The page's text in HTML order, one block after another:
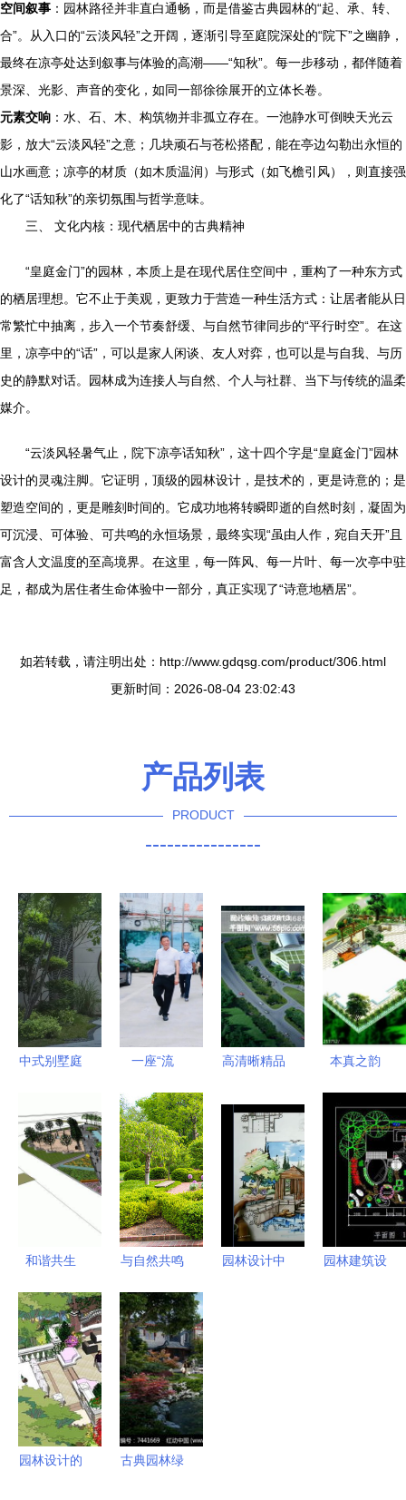
空间叙事 ：园林路径并非直白通畅，而是借鉴古典园林的“起、承、转、
合”。从入口的“云淡风轻”之开阔，逐渐引导至庭院深处的“院下”之幽静，
最终在凉亭处达到叙事与体验的高潮——“知秋”。每一步移动，都伴随着
景深、光影、声音的变化，如同一部徐徐展开的立体长卷。
元素交响 ：水、石、木、构筑物并非孤立存在。一池静水可倒映天光云
影，放大“云淡风轻”之意；几块顽石与苍松搭配，能在亭边勾勒出永恒的
山水画意；凉亭的材质（如木质温润）与形式（如飞檐引风），则直接强
化了“话知秋”的亲切氛围与哲学意味。
三、 文化内核：现代栖居中的古典精神
“皇庭金门”的园林，本质上是在现代居住空间中，重构了一种东方式
的栖居理想。它不止于美观，更致力于营造一种生活方式：让居者能从日
常繁忙中抽离，步入一个节奏舒缓、与自然节律同步的“平行时空”。在这
里，凉亭中的“话”，可以是家人闲谈、友人对弈，也可以是与自我、与历
史的静默对话。园林成为连接人与自然、个人与社群、当下与传统的温柔
媒介。
“云淡风轻暑气止，院下凉亭话知秋”，这十四个字是“皇庭金门”园林
设计的灵魂注脚。它证明，顶级的园林设计，是技术的，更是诗意的；是
塑造空间的，更是雕刻时间的。它成功地将转瞬即逝的自然时刻，凝固为
可沉浸、可体验、可共鸣的永恒场景，最终实现“虽由人作，宛自天开”且
富含人文温度的至高境界。在这里，每一阵风、每一片叶、每一次亭中驻
足，都成为居住者生命体验中一部分，真正实现了“诗意地栖居”。
如若转载，请注明出处：http://www.gdqsg.com/product/306.html
更新时间：2026-08-04 23:02:43
产品列表
PRODUCT
----------------
中式别墅庭
的艺术与哲
学
一座“流
太康县驻广
东对外开放
工作站的园
林隐喻
高清晰精品
观设计素材
免费下载指
南
本真之韵
计理念与生
态价值的探
索
和谐共生
观设计探索
与自然共鸣
化与园林设
计的艺术融
合
园林设计中
园林建筑设
园林设计的
古典园林绿